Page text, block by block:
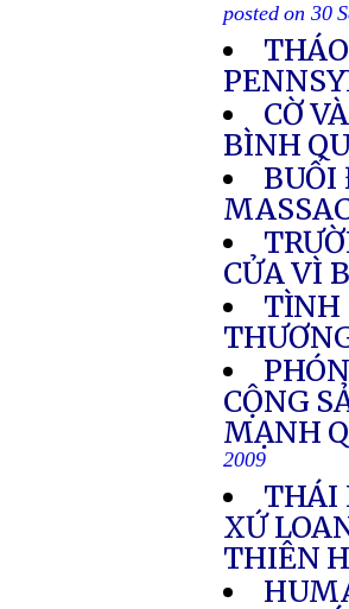
posted on 30
CỜ
BÌNH
BUỔI
CỬA VÌ
TÌNH
CỘNG
MẠNH
2009
THÁI
XỨ
THIÊN